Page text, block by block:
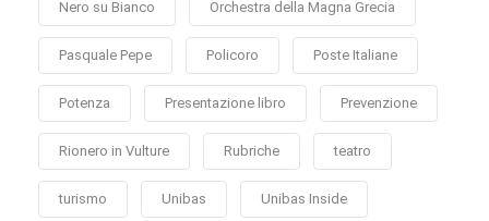
Nero su Bianco Orchestra della Magna Grecia
Pasquale Pepe Policoro Poste Italiane
Potenza Presentazione libro Prevenzione
Rionero in Vulture Rubriche teatro
turismo Unibas Unibas Inside